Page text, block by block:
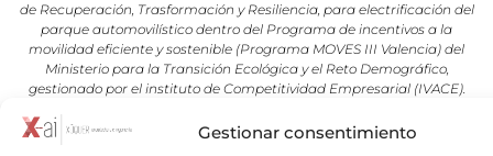
Gestionar consentimiento
de Recuperación, Trasformación y Resiliencia, para electrificación del
parque automovilístico dentro del Programa de incentivos a la
movilidad eficiente y sostenible (Programa MOVES III Valencia) del
Ministerio para la Transición Ecológica y el Reto Demográfico,
gestionado por el instituto de Competitividad Empresarial (IVACE).
Copyright © 2026 Xuquer-Arqing |Todos los derechos reservados a